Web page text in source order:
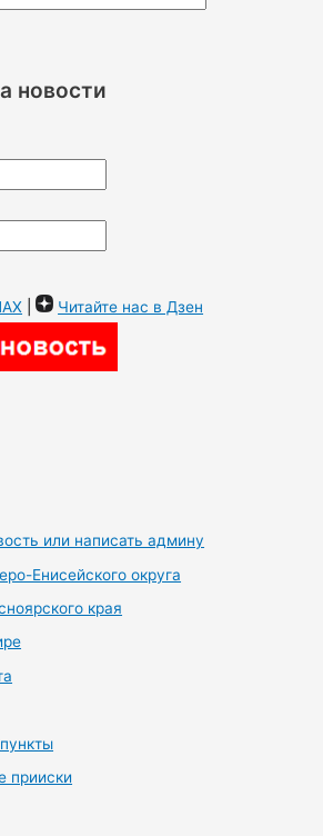
новости
| Читайте нас в Дзен
или написать админу
Енисейского округа
края
прииски